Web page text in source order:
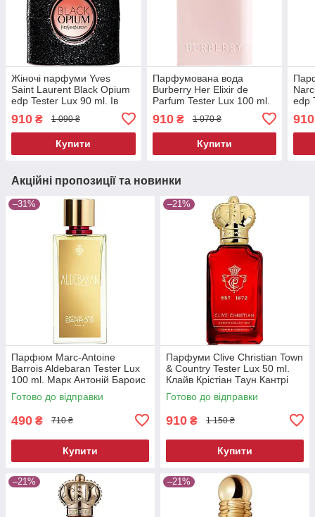
Жіночі парфуми Yves
Saint Laurent Black Opium
edp Tester Lux 90 ml. Ів
Тестер Люкс 90 мл.
910 ₴ 1 090 ₴
Купити
Парфумована вода
Burberry Her Elixir de
Parfum Tester Lux 100 ml.
Тестер Люкс 100 мл
910₴ 1 070 ₴
Купити
edp
910
Акційні пропозиції та новинки
–31%
Парфюм Marc-Antoine
Barrois Aldebaran Tester Lux
100 ml. Марк Антоній Бароис
Альдебаран Тестер Люкс 100
мл.
Готово до відправки
490 ₴ 710 ₴
Купити
–21%
Парфуми Clive Christian Town
& Country Tester Lux 50 ml.
Клайв Крістіан Таун Кантрі
Тестер Люкс 50 мл.
Готово до відправки
910 ₴ 1 150 ₴
Купити
–21% –21%